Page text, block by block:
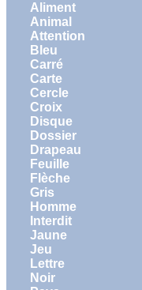
Aliment
Animal
Attention
Bleu
Carré
Carte
Cercle
Croix
Disque
Dossier
Drapeau
Feuille
Flèche
Gris
Homme
Interdit
Jaune
Jeu
Lettre
Noir